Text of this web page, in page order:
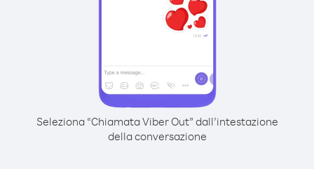
Seleziona “Chiamata Viber Out” dall’intestazione
della conversazione